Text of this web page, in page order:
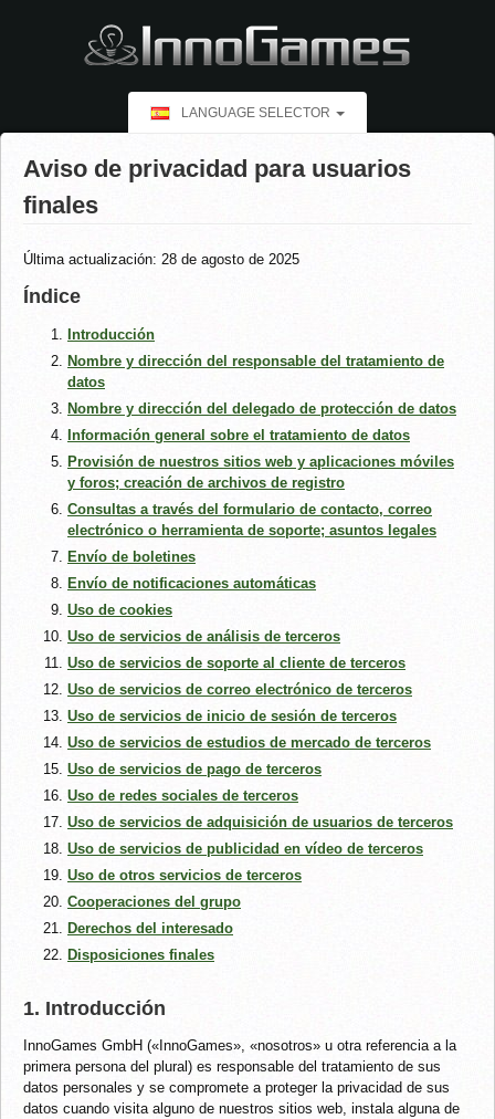
LANGUAGE SELECTOR
Aviso de privacidad para usuarios
finales
Última actualización: 28 de agosto de 2025
Índice
Introducción
Nombre y dirección del responsable del tratamiento de
datos
Nombre y dirección del delegado de protección de datos
Información general sobre el tratamiento de datos
Provisión de nuestros sitios web y aplicaciones móviles
y foros; creación de archivos de registro
Consultas a través del formulario de contacto, correo
electrónico o herramienta de soporte; asuntos legales
Envío de boletines
Envío de notificaciones automáticas
Uso de cookies
Uso de servicios de análisis de terceros
Uso de servicios de soporte al cliente de terceros
Uso de servicios de correo electrónico de terceros
Uso de servicios de inicio de sesión de terceros
Uso de servicios de estudios de mercado de terceros
Uso de servicios de pago de terceros
Uso de redes sociales de terceros
Uso de servicios de adquisición de usuarios de terceros
Uso de servicios de publicidad en vídeo de terceros
Uso de otros servicios de terceros
Cooperaciones del grupo
Derechos del interesado
Disposiciones finales
1. Introducción
InnoGames GmbH («InnoGames», «nosotros» u otra referencia a la
primera persona del plural) es responsable del tratamiento de sus
datos personales y se compromete a proteger la privacidad de sus
datos cuando visita alguno de nuestros sitios web, instala alguna de